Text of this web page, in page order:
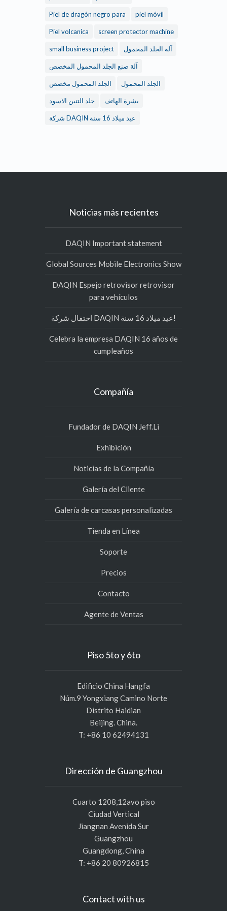
Piel de dragón negro para piel móvil
Piel volcanica screen protector machine
small business project آلة الجلد المحمول
آلة صنع الجلد المحمول المخصص
الجلد المحمول الجلد المحمول مخصص
بشرة الهاتف جلد التنين الاسود
شركة DAQIN عيد ميلاد 16 سنة
Noticias más recientes
DAQIN Important statement
Global Sources Mobile Electronics Show
DAQIN Espejo retrovisor retrovisor
para vehículos
احتفال شركة DAQIN عيد ميلاد 16 سنة!
Celebra la empresa DAQIN 16 años de
cumpleaños
Compañía
Fundador de DAQIN Jeff.Li
Exhibición
Noticias de la Compañía
Galería del Cliente
Galería de carcasas personalizadas
Tienda en Línea
Soporte
Precios
Contacto
Agente de Ventas
Piso 5to y 6to
Edificio China Hangfa
Núm.9 Yongxiang Camino Norte
Distrito Haidian
Beijing. China.
T: +86 10 62494131
Dirección de Guangzhou
Cuarto 1208,12avo piso
Ciudad Vertical
Jiangnan Avenida Sur
Guangzhou
Guangdong, China
T: +86 20 80926815
Contact with us